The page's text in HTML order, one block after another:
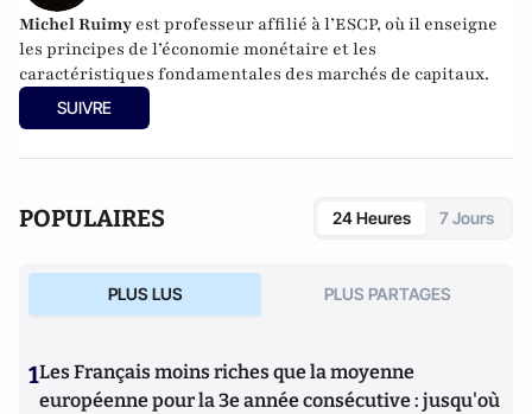
Michel Ruimy est professeur affilié à l’ESCP, où il enseigne
les principes de l’économie monétaire et les
caractéristiques fondamentales des marchés de capitaux.
SUIVRE
POPULAIRES 24 Heures 7 Jours
PLUS LUS PLUS PARTAGES
1Les Français moins riches que la moyenne
européenne pour la 3e année consécutive : jusqu'où